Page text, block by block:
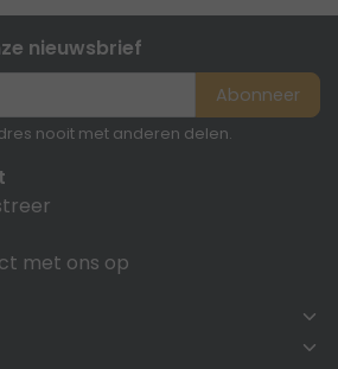
nieuwsbrief
Abonneer
nooit met anderen delen.
met ons op